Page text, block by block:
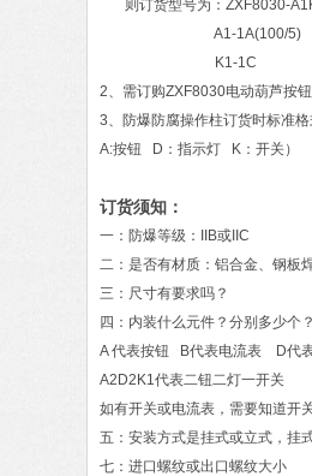
则订货型号为：ZXF8030-
A1-1A(100/5)
K1-1C
2、需订购ZXF8030电动葫芦按
3、防爆防腐操作柱订货时标准
A:按钮 D：指示灯 K：开关）
订货须知：
一：防爆等级：IIB或IIC
二：是否有材质：铝合金、钢板
三：尺寸有要求吗？
四：内装什么元件？分别多少个
A 代表按钮 B代表电流表 D代
A2D2K1代表二钮二灯一开关
如有开关或电流表，需要知道开
五：安装方式是挂式或立式，挂
七：进口螺纹或出口螺纹大小